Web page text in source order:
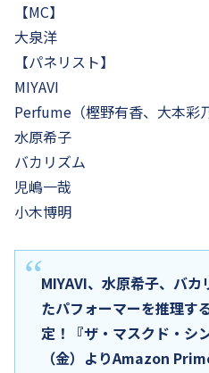
【MC】
大泉洋
【パネリスト】
MIYAVI
Perfume（樫野有香、大本彩
水原希子
バカリズム
児嶋一哉
小木博明
MIYAVI、水原希子、バ
たパフォーマーを推理す
定！『ザ・マスクド・シ
（金）よりAmazon